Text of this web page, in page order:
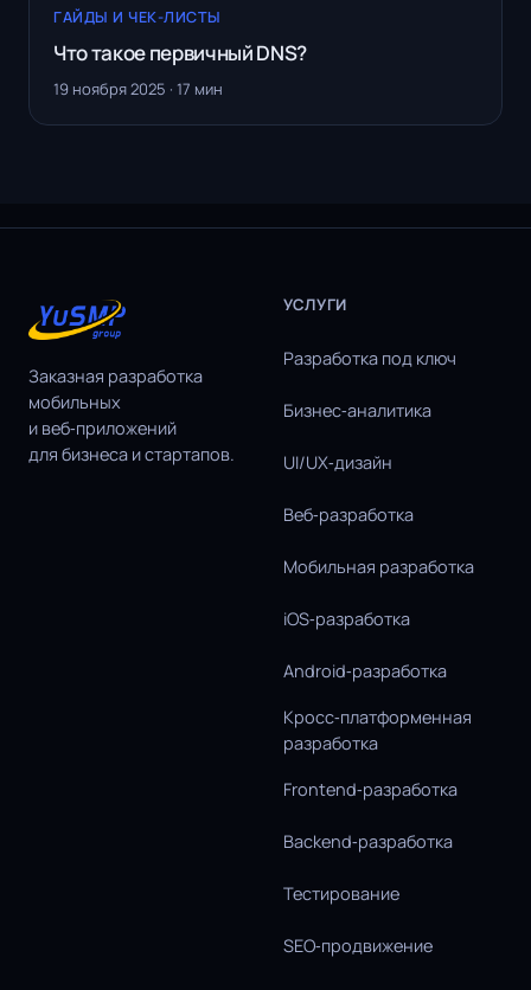
ГАЙДЫ И ЧЕК-ЛИСТЫ
Что такое первичный DNS?
19 ноября 2025 · 17 мин
Заказная разработка
мобильных
и веб‑приложений
для бизнеса и стартапов.
УСЛУГИ
Разработка под ключ
Бизнес‑аналитика
UI/UX‑дизайн
Веб‑разработка
Мобильная разработка
iOS‑разработка
Android‑разработка
Кросс‑платформенная
разработка
Frontend‑разработка
Backend‑разработка
Тестирование
SEO‑продвижение